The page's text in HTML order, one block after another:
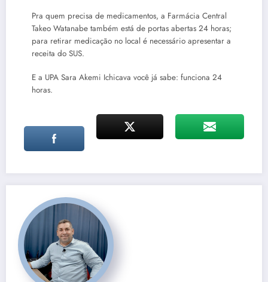
Pra quem precisa de medicamentos, a Farmácia Central
Takeo Watanabe também está de portas abertas 24 horas;
para retirar medicação no local é necessário apresentar a
receita do SUS.
E a UPA Sara Akemi Ichicava você já sabe: funciona 24
horas.